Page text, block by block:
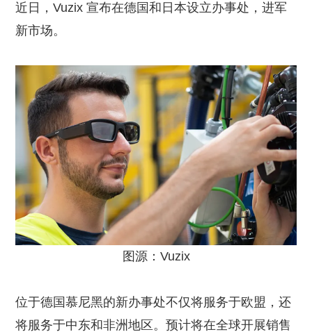
近日，Vuzix 宣布在德国和日本设立办事处，进军
新市场。
图源：Vuzix
位于德国慕尼黑的新办事处不仅将服务于欧盟，还
将服务于中东和非洲地区。预计将在全球开展销售